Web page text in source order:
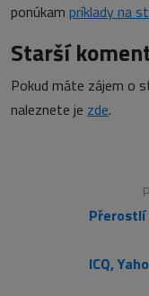
ponúkam príklady na
Starší
Pokud máte zájem o
naleznete je zde.